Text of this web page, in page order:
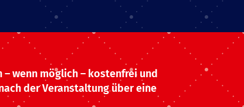
wenn möglich – kostenfrei und
der Veranstaltung über eine